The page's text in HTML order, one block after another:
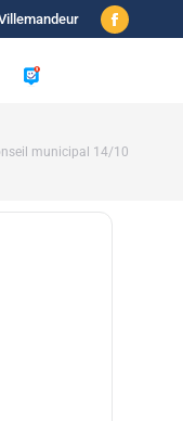
Facebook
new
municipal 14/10